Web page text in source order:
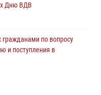
Дню ВДВ
гражданами по вопросу
и поступления в